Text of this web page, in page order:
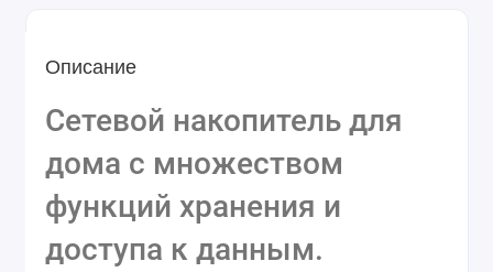
Описание
Сетевой накопитель для
дома с множеством
функций хранения и
доступа к данным.